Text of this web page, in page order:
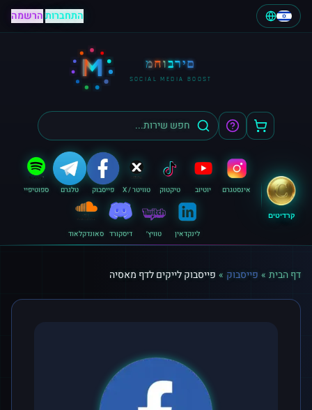
התחברות|הרשמה
M מחוברים
SOCIAL MEDIA BOOST
קרדיטים
אינסטגרם יוטיוב טיקטוק טוויטר / X פייסבוק טלגרם ספוטיפיי
לינקדאין טוויץ׳ דיסקורד סאונדקלאוד
דף הבית » פייסבוק » פייסבוק לייקים לדף מאסיה